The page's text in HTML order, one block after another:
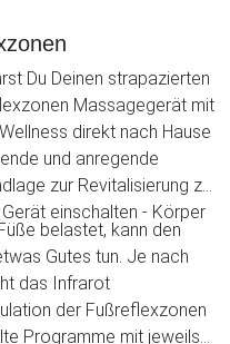
Du Deinen strapazierten
Massagegerät mit
direkt nach Hause
und anregende
zur Revitalisierung zu
einschalten - Körper
belastet, kann den
Gutes tun. Je nach
das Infrarot
der Fußreflexzonen
Programme mit jeweils